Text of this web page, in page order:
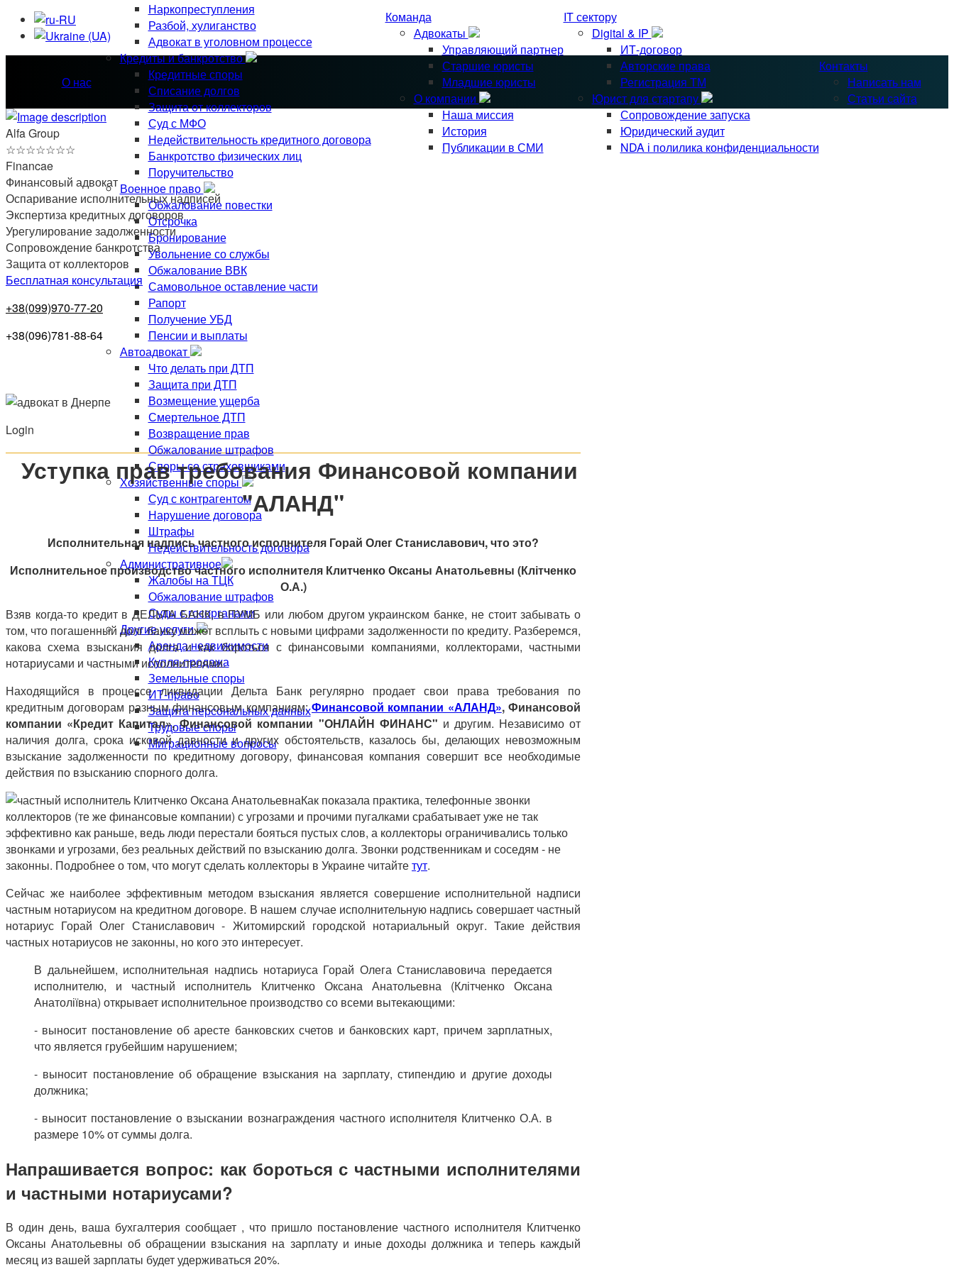
О нас
Наркопреступления
Разбой, хулиганство
Адвокат в уголовном процессе
Кредиты и банкротство
Кредитные споры
Списание долгов
Защита от коллекторов
Суд с МФО
Недействительность кредитного договора
Банкротство физических лиц
Поручительство
Военное право
Обжалование повестки
Отсрочка
Бронирование
Увольнение со службы
Обжалование ВВК
Самовольное оставление части
Рапорт
Получение УБД
Пенсии и выплаты
Автоадвокат
Что делать при ДТП
Защита при ДТП
Возмещение ущерба
Смертельное ДТП
Возвращение прав
Обжалование штрафов
Споры со страховщиками
Хозяйственные споры
Суд с контрагентом
Нарушение договора
Штрафы
Недействительность договора
Административное
Жалобы на ТЦК
Обжалование штрафов
Суды с госорганами
Другие услуги
Аренда недвижимости
Купля-продажа
Земельные споры
ИТ-право
Защита персональных данных
Трудовые споры
Миграционные вопросы
Команда
Адвокаты
Управляющий партнер
Старшие юристы
Младшие юристы
О компании
Наша миссия
История
Публикации в СМИ
IT сектору
Digital & IP
ИТ-договор
Авторские права
Регистрация ТМ
Юрист для стартапу
Сопровождение запуска
Юридический аудит
NDA і полилика конфиденциальности
Контакты
Написать нам
Статьи сайта
Alfa Group
☆☆☆☆☆☆☆
Financae
Финансовый адвокат
Оспаривание исполнительных надписей
Экспертиза кредитных договоров
Урегулирование задолженности
Сопровождение банкротства
Защита от коллекторов
Бесплатная консультация
+38(099)970-77-20
+38(096)781-88-64
Login
Уступка прав требования Финансовой компании
"АЛАНД"
Исполнительная надпись частного исполнителя Горай Олег Станиславович, что это?
Исполнительное производство частного исполнителя Клитченко Оксаны Анатольевны (Клітченко
О.А.)
Взяв когда-то кредит в ДЕЛЬТА БАНК, в ПУМБ или любом другом украинском банке, не стоит забывать о
том, что погашенный долг банку может всплыть с новыми цифрами задолженности по кредиту. Разберемся,
какова схема взыскания долга и как бороться с финансовыми компаниями, коллекторами, частными
нотариусами и частными исполнителями.
Находящийся в процессе ликвидации Дельта Банк регулярно продает свои права требования по
кредитным договорам разным финансовым компаниям:Финансовой компании «АЛАНД», Финансовой
компании «Кредит Капитал», Финансовой компании "ОНЛАЙН ФИНАНС" и другим. Независимо от
наличия долга, срока исковой давности и других обстоятельств, казалось бы, делающих невозможным
взыскание задолженности по кредитному договору, финансовая компания совершит все необходимые
действия по взысканию спорного долга.
Как показала практика, телефонные звонки
коллекторов (те же финансовые компании) с угрозами и прочими пугалками срабатывает уже не так
эффективно как раньше, ведь люди перестали бояться пустых слов, а коллекторы ограничивались только
звонками и угрозами, без реальных действий по взысканию долга. Звонки родственникам и соседям - не
законны. Подробнее о том, что могут сделать коллекторы в Украине читайтетут.
Сейчас же наиболее эффективным методом взыскания является совершение исполнительной надписи
частным нотариусом на кредитном договоре. В нашем случае исполнительную надпись совершает частный
нотариус Горай Олег Станиславович - Житомирский городской нотариальный округ. Такие действия
частных нотариусов не законны, но кого это интересует.
В дальнейшем, исполнительная надпись нотариуса Горай Олега Станиславовича передается
исполнителю, и частный исполнитель Клитченко Оксана Анатольевна (Клітченко Оксана
Анатоліївна) открывает исполнительное производство со всеми вытекающими:
- выносит постановление об аресте банковских счетов и банковских карт, причем зарплатных,
что является грубейшим нарушением;
- выносит постановление об обращение взыскания на зарплату, стипендию и другие доходы
должника;
- выносит постановление о взыскании вознаграждения частного исполнителя Клитченко О.А. в
размере 10% от суммы долга.
Напрашивается вопрос: как бороться с частными исполнителями
и частными нотариусами?
В один день, ваша бухгалтерия сообщает , что пришло постановление частного исполнителя Клитченко
Оксаны Анатольевны об обращении взыскания на зарплату и иные доходы должника и теперь каждый
месяц из вашей зарплаты будет удерживаться 20%.